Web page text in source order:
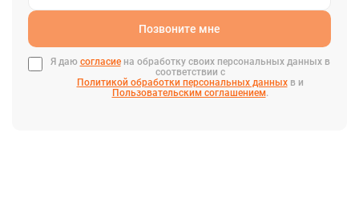
Позвоните мне
Я даю согласиена обработку своих персональных данных в
соответствии с
Политикой обработки персональных данныхв и
Пользовательским соглашением.